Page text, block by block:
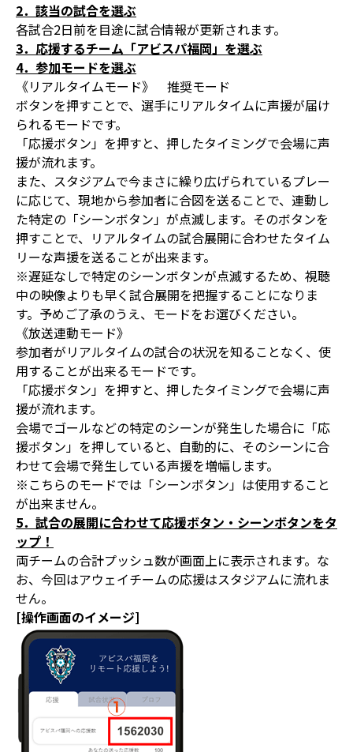
2．該当の試合を選ぶ
各試合2日前を目途に試合情報が更新されます。
3．応援するチーム「アビスパ福岡」を選ぶ
4．参加モードを選ぶ
《リアルタイムモード》 推奨モード
ボタンを押すことで、選手にリアルタイムに声援が届け
られるモードです。
「応援ボタン」を押すと、押したタイミングで会場に声
援が流れます。
また、スタジアムで今まさに繰り広げられているプレー
に応じて、現地から参加者に合図を送ることで、連動し
た特定の「シーンボタン」が点滅します。そのボタンを
押すことで、リアルタイムの試合展開に合わせたタイム
リーな声援を送ることが出来ます。
※遅延なしで特定のシーンボタンが点滅するため、視聴
中の映像よりも早く試合展開を把握することになりま
す。予めご了承のうえ、モードをお選びください。
《放送連動モード》
参加者がリアルタイムの試合の状況を知ることなく、使
用することが出来るモードです。
「応援ボタン」を押すと、押したタイミングで会場に声
援が流れます。
会場でゴールなどの特定のシーンが発生した場合に「応
援ボタン」を押していると、自動的に、そのシーンに合
わせて会場で発生している声援を増幅します。
※こちらのモードでは「シーンボタン」は使用すること
が出来ません。
5．試合の展開に合わせて応援ボタン・シーンボタンをタ
ップ！
両チームの合計プッシュ数が画面上に表示されます。な
お、今回はアウェイチームの応援はスタジアムに流れま
せん。
[操作画面のイメージ]